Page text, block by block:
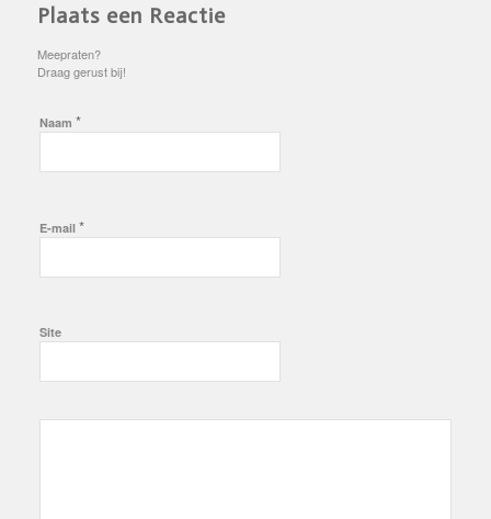
Plaats een Reactie
Meepraten?
Draag gerust bij!
Naam *
E-mail *
Site